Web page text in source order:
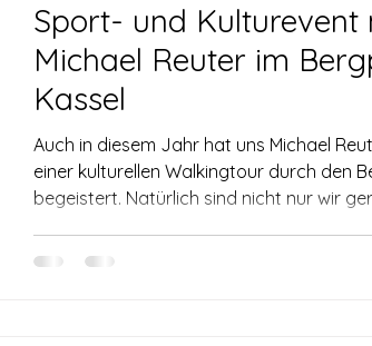
Sport- und Kulturevent
Michael Reuter im
Kassel
Auch in diesem Jahr hat uns Michael
einer kulturellen Walkingtour durch den
begeistert. Natürlich sind nicht nur wir gerne Michaels
das Interesse groß. Gemeinsam mit